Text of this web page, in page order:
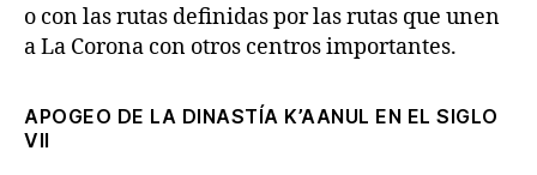
o con las rutas definidas por las rutas que unen
a La Corona con otros centros importantes.
APOGEO DE LA DINASTÍA K’AANUL EN EL SIGLO
VII